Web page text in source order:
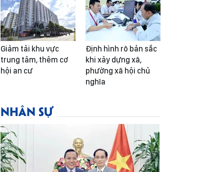
Giảm tải khu vực
trung tâm, thêm cơ
hội an cư
Định hình rõ bản sắc
khi xây dựng xã,
phường xã hội chủ
nghĩa
NHÂN SỰ